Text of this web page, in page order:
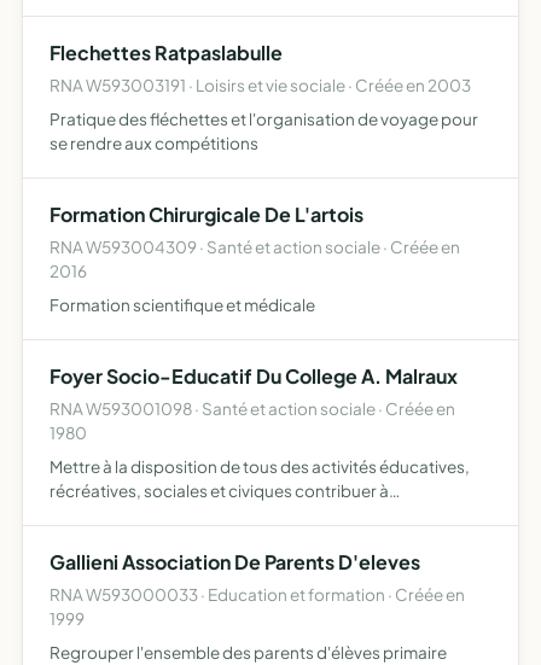
Flechettes Ratpaslabulle
RNA W593003191 · Loisirs et vie sociale · Créée en 2003
Pratique des fléchettes et l'organisation de voyage pour
se rendre aux compétitions
Formation Chirurgicale De L'artois
RNA W593004309 · Santé et action sociale · Créée en
2016
Formation scientifique et médicale
Foyer Socio-Educatif Du College A. Malraux
RNA W593001098 · Santé et action sociale · Créée en
1980
Mettre à la disposition de tous des activités éducatives,
récréatives, sociales et civiques contribuer à
Gallieni Association De Parents D'eleves
RNA W593000033 · Education et formation · Créée en
1999
Regrouper l'ensemble des parents d'élèves primaire